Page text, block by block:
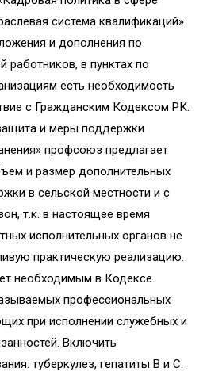
система квалификаций»
и дополнения по
работников, в пунктах по
есть необходимость
с Гражданским Кодексом РК.
и меры поддержки
профсоюз предлагает
и размер дополнительных
в сельской местности и с
т.к. в настоящее время
исполнительных органов не
практическую реализацию.
необходимым в Кодексе
профессиональных
при исполнении служебных и
Включить
туберкулез, гепатиты В и С.